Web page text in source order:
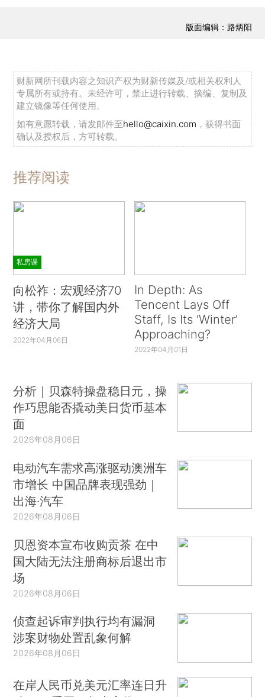
版面编辑：路炳阳
财新网所刊载内容之知识产权为财新传媒及/或相关权利人
专属所有或持有。未经许可，禁止进行转载、摘编、复制及
建立镜像等任何使用。
如有意愿转载，请发邮件至hello@caixin.com ，获得书面
确认及授权后，方可转载。
推荐阅读
私房课
向松祚：宏观经济70
讲，带你了解国内外
经济大局
2022年04月06日
In Depth: As
Tencent Lays Off
Staff, Is Its ‘Winter’
Approaching?
2022年04月01日
分析｜贝森特操盘稳日元，操
作巧思能否撬动美日货币基本
面
2026年08月06日
电动汽车需求高涨驱动澳洲车
市增长 中国品牌表现强劲｜
出海·汽车
2026年08月06日
贝恩资本宣布收购贡茶 在中
国大陆无法注册商标后退出市
场
2026年08月06日
侦查起诉审判执行均有漏洞
涉案财物处置乱象何解
2026年08月06日
在岸人民币兑美元汇率连日升